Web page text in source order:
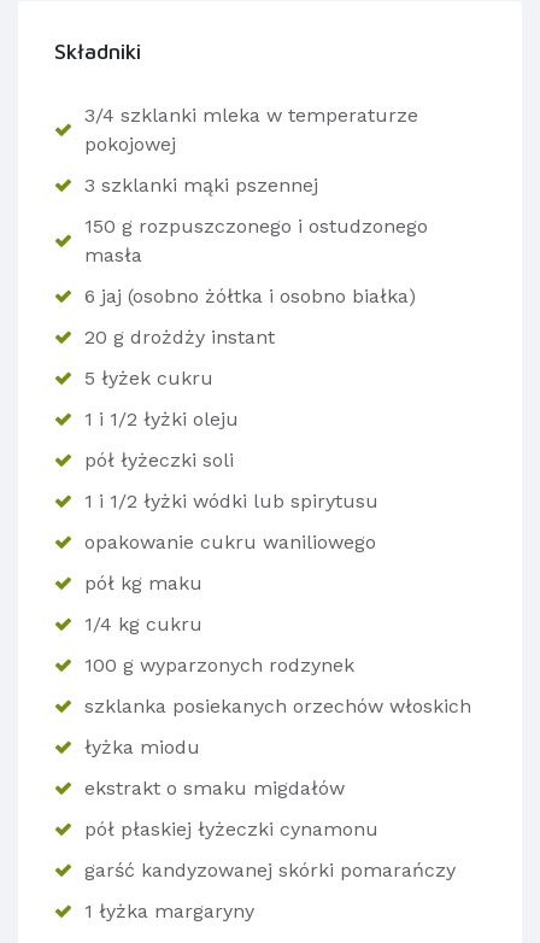
Składniki
3/4 szklanki mleka w temperaturze
pokojowej
3 szklanki mąki pszennej
150 g rozpuszczonego i ostudzonego
masła
6 jaj (osobno żółtka i osobno białka)
20 g drożdży instant
5 łyżek cukru
1 i 1/2 łyżki oleju
pół łyżeczki soli
1 i 1/2 łyżki wódki lub spirytusu
opakowanie cukru waniliowego
pół kg maku
1/4 kg cukru
100 g wyparzonych rodzynek
szklanka posiekanych orzechów włoskich
łyżka miodu
ekstrakt o smaku migdałów
pół płaskiej łyżeczki cynamonu
garść kandyzowanej skórki pomarańczy
1 łyżka margaryny